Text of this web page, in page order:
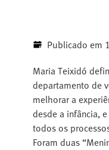
Publicado em
Maria Teixidó
departamento de
melhorar a
desde a infância,
todos os
Foram duas